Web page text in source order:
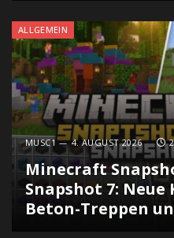
ALLGEMEIN
MUSC1 4. AUGUST 2026
Minecraft
Snapshot 7: Neue
Beton-Treppen